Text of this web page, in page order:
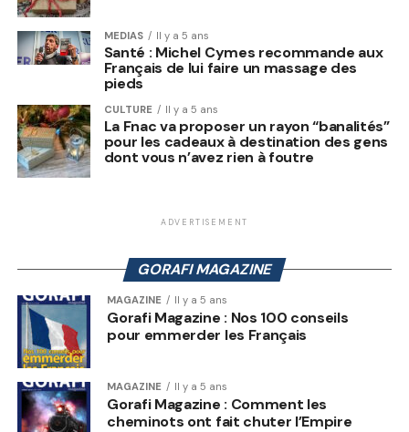
MEDIAS Il y a 5 ans
Santé : Michel Cymes recommande aux
Français de lui faire un massage des
pieds
CULTURE Il y a 5 ans
La Fnac va proposer un rayon “banalités”
pour les cadeaux à destination des gens
dont vous n’avez rien à foutre
ADVERTISEMENT
GORAFI MAGAZINE
MAGAZINE Il y a 5 ans
Gorafi Magazine : Nos 100 conseils
pour emmerder les Français
MAGAZINE Il y a 5 ans
Gorafi Magazine : Comment les
cheminots ont fait chuter l’Empire